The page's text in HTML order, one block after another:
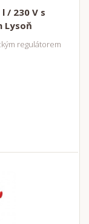
/ 230 V s
Lysoň
regulátorem